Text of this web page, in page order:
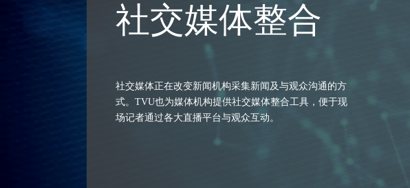
社交媒体整合
社交媒体正在改变新闻机构采集新闻及与观众沟通的方
式。TVU也为媒体机构提供社交媒体整合工具，便于现
场记者通过各大直播平台与观众互动。